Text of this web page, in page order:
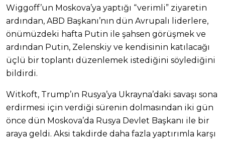
Wiggoff’un Moskova’ya yaptığı “verimli” ziyaretin
ardından, ABD Başkanı’nın dün Avrupalı liderlere,
önümüzdeki hafta Putin ile şahsen görüşmek ve
ardından Putin, Zelenskiy ve kendisinin katılacağı
üçlü bir toplantı düzenlemek istediğini söylediğini
bildirdi.
Witkoft, Trump’ın Rusya’ya Ukrayna’daki savaşı sona
erdirmesi için verdiği sürenin dolmasından iki gün
önce dün Moskova’da Rusya Devlet Başkanı ile bir
araya geldi. Aksi takdirde daha fazla yaptırımla karşı